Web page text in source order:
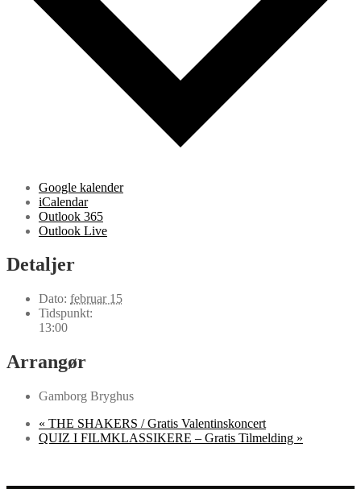
Google kalender
iCalendar
Outlook 365
Outlook Live
Detaljer
Dato: februar 15
Tidspunkt:
13:00
Arrangør
Gamborg Bryghus
« THE SHAKERS / Gratis Valentinskoncert
QUIZ I FILMKLASSIKERE – Gratis Tilmelding »